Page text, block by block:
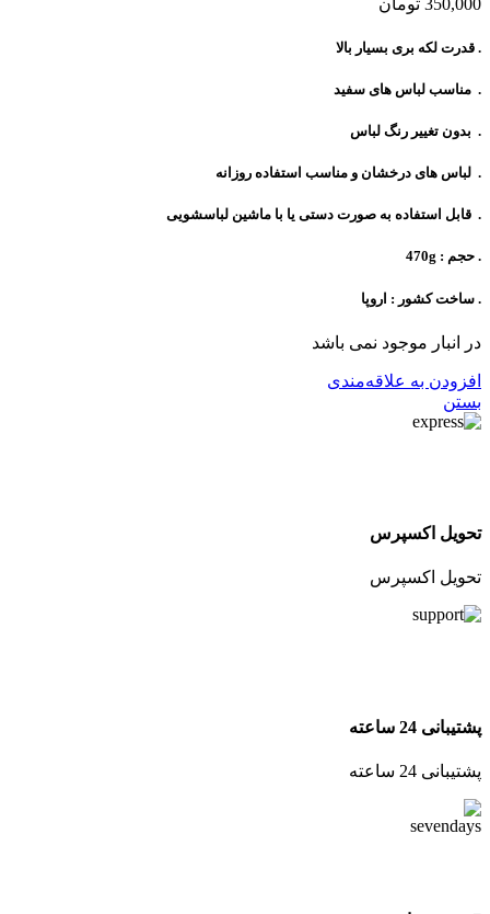
350,000 تومان
. قدرت لکه بری بسیار بالا
. مناسب لباس های سفید
. بدون تغییر رنگ لباس
. لباس های درخشان و مناسب استفاده روزانه
. قابل استفاده به صورت دستی یا با ماشین لباسشویی
. حجم : 470g
. ساخت کشور : اروپا
در انبار موجود نمی باشد
افزودن به علاقه‌مندی
بستن
تحویل اکسپرس
تحویل اکسپرس
پشتیبانی 24 ساعته
پشتیبانی 24 ساعته